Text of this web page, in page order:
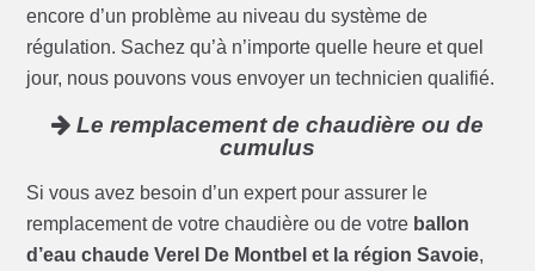
encore d’un problème au niveau du système de
régulation. Sachez qu’à n’importe quelle heure et quel
jour, nous pouvons vous envoyer un technicien qualifié.
Le remplacement de chaudière ou de
cumulus
Si vous avez besoin d’un expert pour assurer le
remplacement de votre chaudière ou de votre ballon
d’eau chaude Verel De Montbel et la région Savoie,